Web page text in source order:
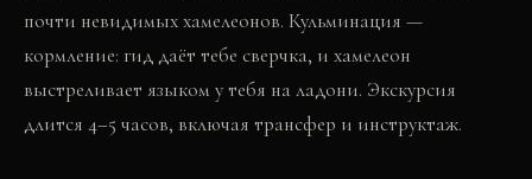
почти невидимых хамелеонов. Кульминация —
кормление: гид даёт тебе сверчка, и хамелеон
выстреливает языком у тебя на ладони. Экскурсия
длится 4–5 часов, включая трансфер и инструктаж.